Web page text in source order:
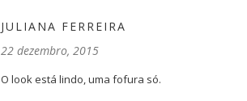
JULIANA FERREIRA
22 dezembro, 2015
O look está lindo, uma fofura só.